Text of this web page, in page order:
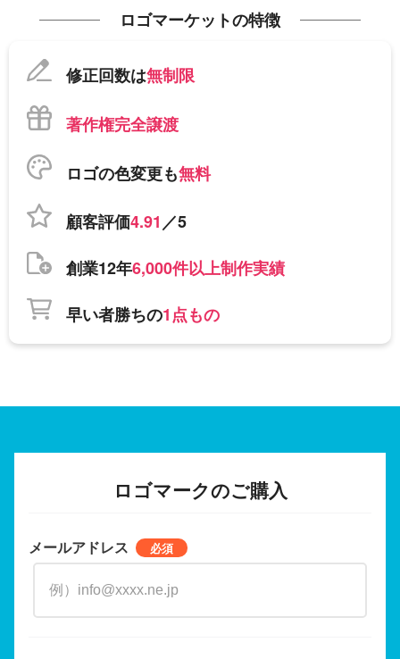
ロゴマーケットの特徴
修正回数は無制限
著作権完全譲渡
ロゴの色変更も無料
顧客評価4.91／5
創業12年6,000件以上制作実績
早い者勝ちの1点もの
ロゴマークのご購入
メールアドレス